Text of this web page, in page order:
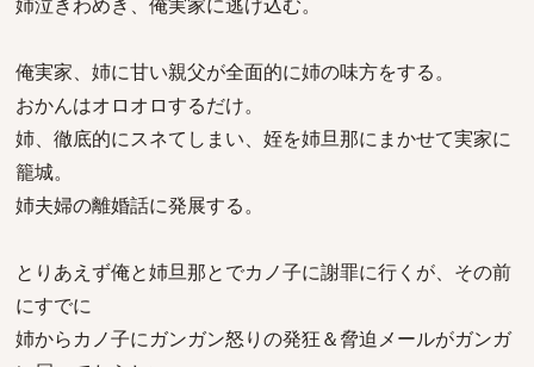
俺実家、姉に甘い親父が全面的に姉の味方をする。
おかんはオロオロするだけ。
姉、徹底的にスネてしまい、姪を姉旦那にまかせて実家に
籠城。
姉夫婦の離婚話に発展する。
とりあえず俺と姉旦那とでカノ子に謝罪に行くが、その前
にすでに
姉からカノ子にガンガン怒りの発狂＆脅迫メールがガンガ